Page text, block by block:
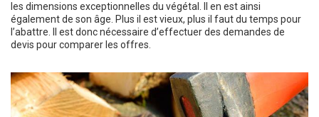
les dimensions exceptionnelles du végétal. Il en est ainsi
également de son âge. Plus il est vieux, plus il faut du temps pour
l’abattre. Il est donc nécessaire d’effectuer des demandes de
devis pour comparer les offres.